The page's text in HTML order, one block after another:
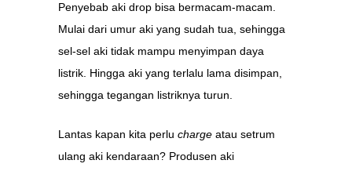
Penyebab aki drop bisa bermacam-macam.
Mulai dari umur aki yang sudah tua, sehingga
sel-sel aki tidak mampu menyimpan daya
listrik. Hingga aki yang terlalu lama disimpan,
sehingga tegangan listriknya turun.
Lantas kapan kita perlu charge atau setrum
ulang aki kendaraan? Produsen aki